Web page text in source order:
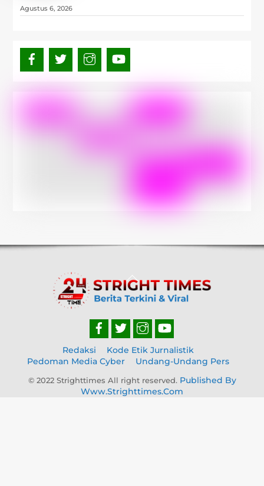
Agustus 6, 2026
Back
To
Top
Redaksi
Kode Etik Jurnalistik
Pedoman Media Cyber
Undang-Undang Pers
© 2022 Strighttimes All right reserved. Published By
Www.strighttimes.com